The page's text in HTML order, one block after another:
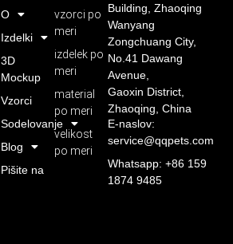
vzorci po
meri
izdelek po
meri
material
po meri
velikost
po meri
O
Izdelki
3D
Mockup
Vzorci
Sodelovanje
Blog
Pišite na
Building, Zhaoqing
Wanyang
Zongchuang City,
No.41 Dawang
Avenue,
Gaoxin District,
Zhaoqing, China
E-naslov:
service@qqpets.com
Whatsapp: +86 159
1874 9485